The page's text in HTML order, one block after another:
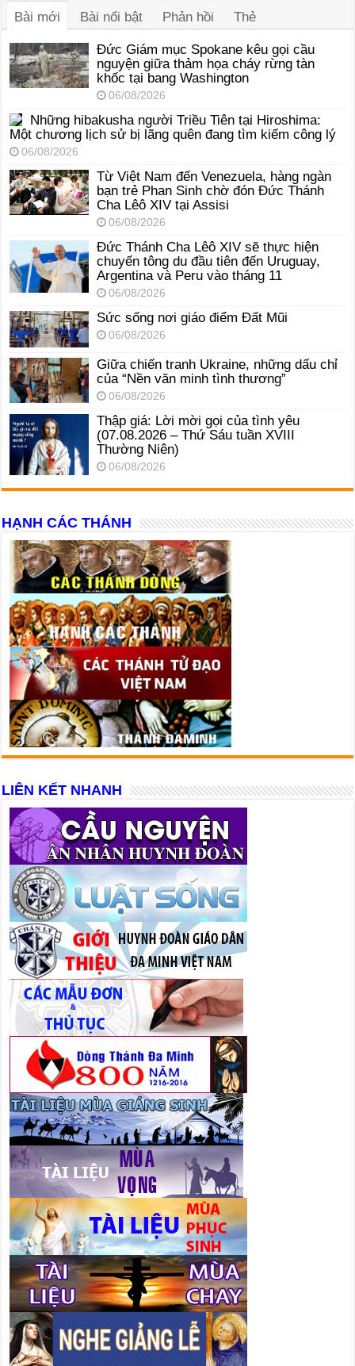
Bài mới
Bài nổi bật Phản hồi Thẻ
Đức Giám mục Spokane kêu gọi cầu
nguyện giữa thảm họa cháy rừng tàn
khốc tại bang Washington
06/08/2026
Những hibakusha người Triều Tiên tại Hiroshima:
Một chương lịch sử bị lãng quên đang tìm kiếm công lý
06/08/2026
Từ Việt Nam đến Venezuela, hàng ngàn
bạn trẻ Phan Sinh chờ đón Đức Thánh
Cha Lêô XIV tại Assisi
06/08/2026
Đức Thánh Cha Lêô XIV sẽ thực hiện
chuyến tông du đầu tiên đến Uruguay,
Argentina và Peru vào tháng 11
06/08/2026
Sức sống nơi giáo điểm Đất Mũi
06/08/2026
Giữa chiến tranh Ukraine, những dấu chỉ
của “Nền văn minh tình thương”
06/08/2026
Thập giá: Lời mời gọi của tình yêu
(07.08.2026 – Thứ Sáu tuần XVIII
Thường Niên)
06/08/2026
HẠNH CÁC THÁNH
LIÊN KẾT NHANH